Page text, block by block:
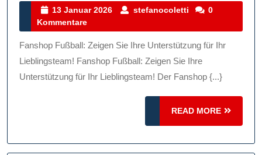
Zeigen
Ihre
Unterstützung
Für
Lieblingsteam!
13 Januar 2026
13
2026
stefanocoletti stefanocoletti
0
Kommentare
Fanshop Fußball: Zeigen Sie Ihre Unterstützung für Ihr
Lieblingsteam! Fanshop Fußball: Zeigen Sie Ihre
Unterstützung für Ihr Lieblingsteam! Der Fanshop {...}
READ MORE
READ
MORE